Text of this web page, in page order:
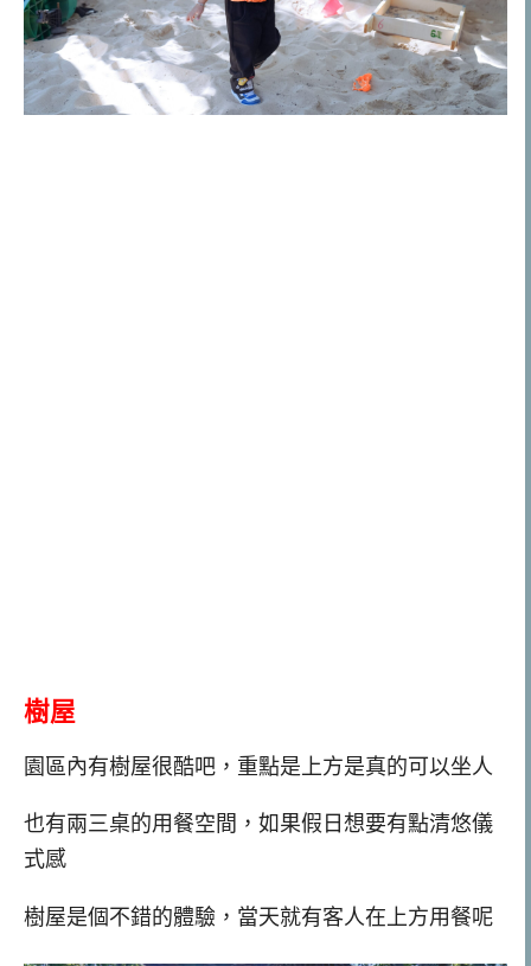
樹屋
園區內有樹屋很酷吧，重點是上方是真的可以坐人
也有兩三桌的用餐空間，如果假日想要有點清悠儀
式感
樹屋是個不錯的體驗，當天就有客人在上方用餐呢